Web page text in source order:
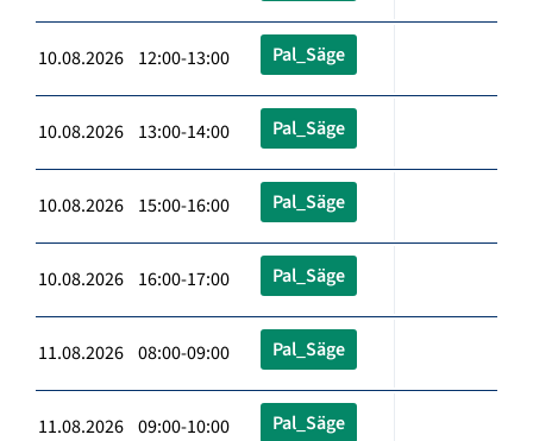
10.08.2026 12:00-13:00 Pal_Säge
10.08.2026 13:00-14:00 Pal_Säge
10.08.2026 15:00-16:00 Pal_Säge
10.08.2026 16:00-17:00 Pal_Säge
11.08.2026 08:00-09:00 Pal_Säge
11.08.2026 09:00-10:00 Pal_Säge